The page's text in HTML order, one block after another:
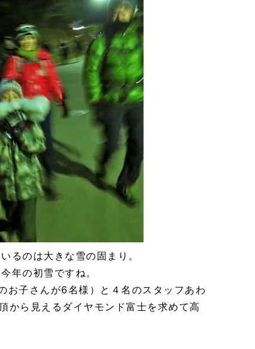
るのは大きな雪の固まり。
年の初雪ですね。
お子さんが6名様）と４名のスタッフあわ
から見えるダイヤモンド富士を求めて高